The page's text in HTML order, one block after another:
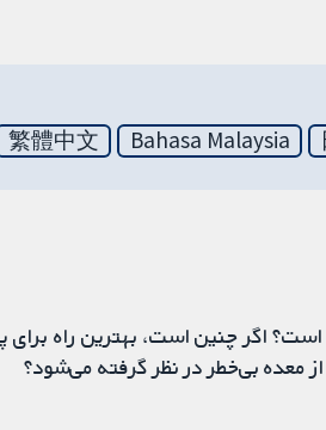
Bahasa Malaysia
繁體中文
اگر چنین است، بهترین راه برای
معده بی‌خطر در نظر گرفته می‌شود؟